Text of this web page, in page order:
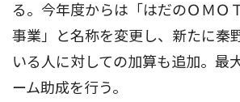
る。今年度からは「はだのＯＭＯ
事業」と名称を変更し、新たに秦
いる人に対しての加算も追加。最
ーム助成を行う。